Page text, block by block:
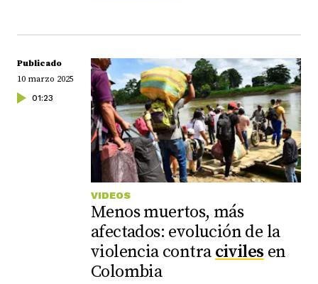
Publicado
10 marzo 2025
01:23
VIDEOS
Menos muertos, más
afectados: evolución de la
violencia contra civilesen
Colombia